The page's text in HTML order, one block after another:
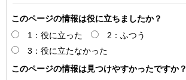
このページの情報は役に立ちましたか？
1：役に立った
2：ふつう
3：役に立たなかった
このページの情報は見つけやすかったですか？